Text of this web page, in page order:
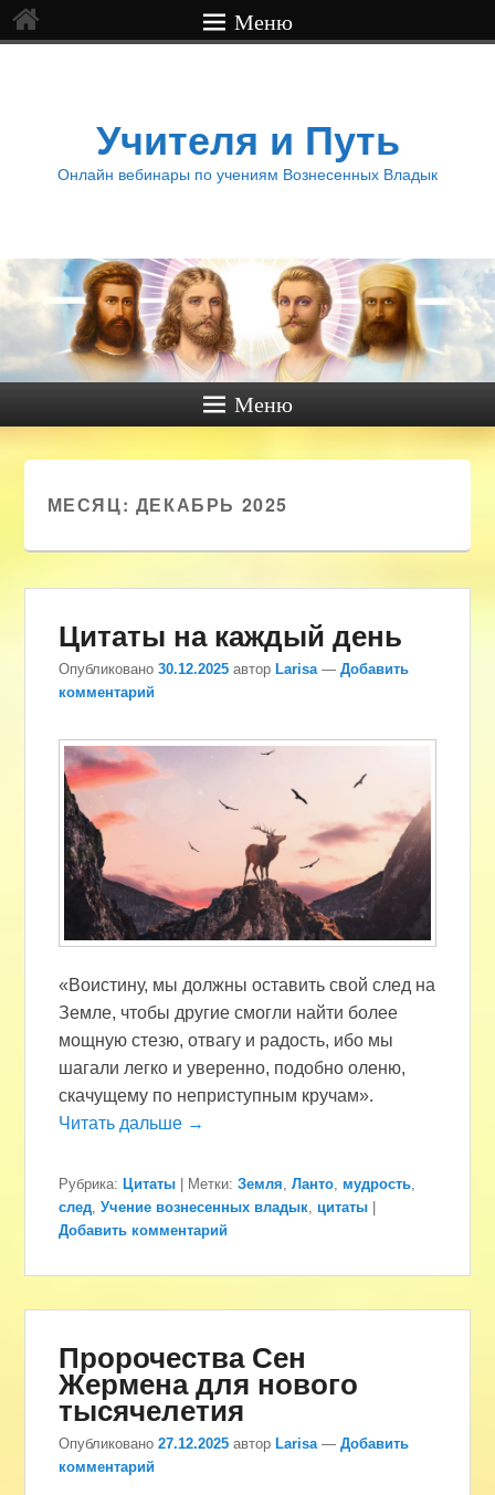
Меню
Учителя и Путь
Онлайн вебинары по учениям Вознесенных Владык
Меню
МЕСЯЦ: ДЕКАБРЬ 2025
Цитаты на каждый день
Опубликовано30.12.2025 автор Larisa —Добавить
комментарий
«Воистину, мы должны оставить свой след на
Земле, чтобы другие смогли найти более
мощную стезю, отвагу и радость, ибо мы
шагали легко и уверенно, подобно оленю,
скачущему по неприступным кручам».
Читать дальше →
Рубрика: Цитаты Метки: Земля,Ланто, мудрость,
след,Учение вознесенных владык, цитаты
Добавить комментарий
Пророчества Сен
Жермена для нового
тысячелетия
Опубликовано27.12.2025 автор Larisa —Добавить
комментарий